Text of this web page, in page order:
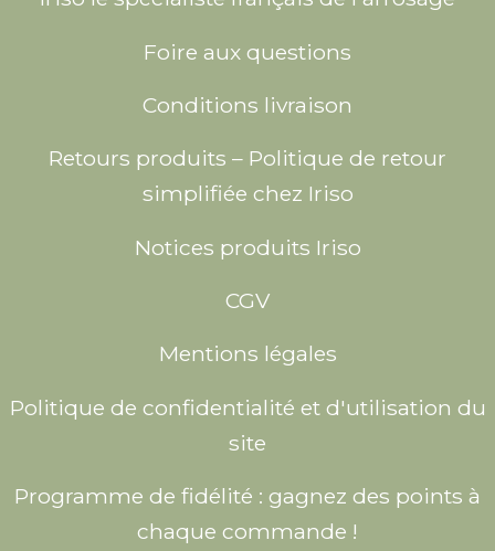
Foire aux questions
Conditions livraison
Retours produits – Politique de retour
simplifiée chez Iriso
Notices produits Iriso
CGV
Mentions légales
Politique de confidentialité et d'utilisation du
site
Programme de fidélité : gagnez des points à
chaque commande !